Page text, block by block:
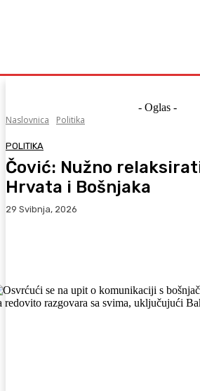
- Oglas -
Naslovnica
Politika
POLITIKA
Čović: Nužno
Hrvata i Bošnjaka
29 Svibnja, 2026